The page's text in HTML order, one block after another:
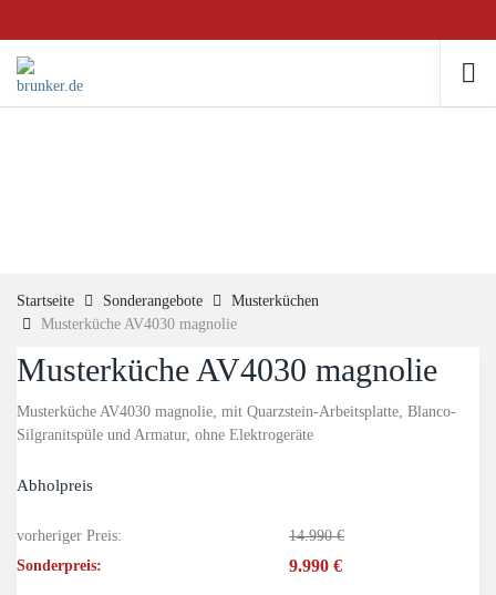
Startseite Sonderangebote
Musterküchen
Musterküche AV4030 magnolie
Musterküche AV4030 magnolie
Musterküche AV4030 magnolie, mit Quarzstein-Arbeitsplatte, Blanco-
Silgranitspüle und Armatur, ohne Elektrogeräte
Abholpreis
vorheriger Preis:
14.990 €
Sonderpreis:
9.990 €